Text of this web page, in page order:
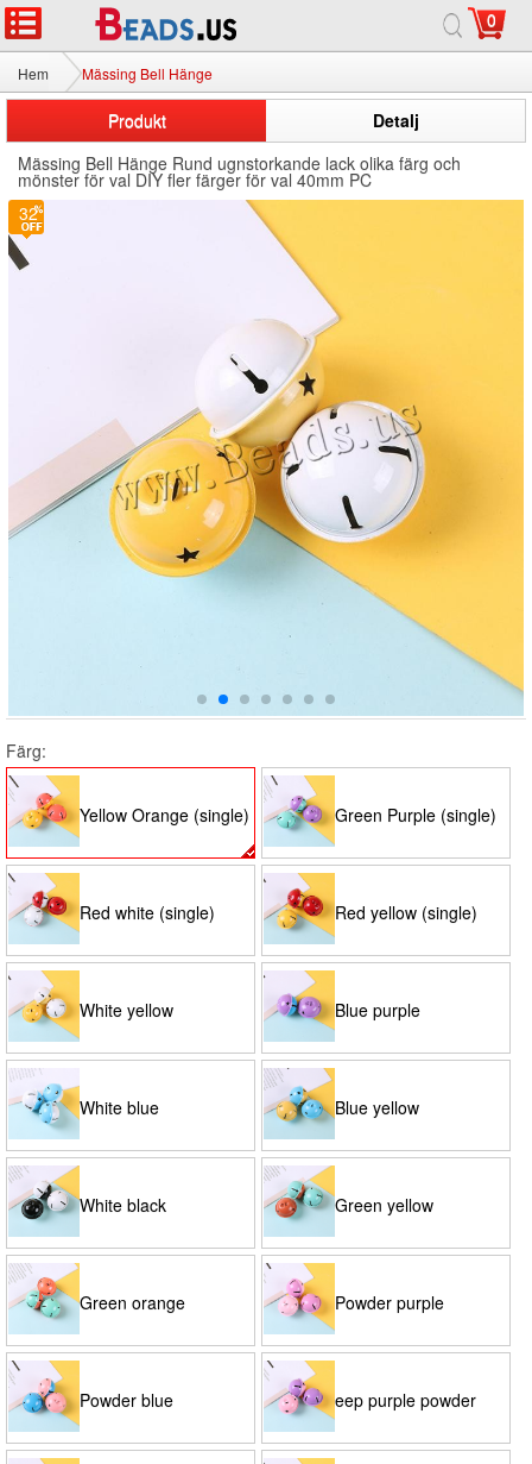
0
Hem Mässing Bell Hänge
Produkt
Detalj
Mässing Bell Hänge Rund ugnstorkande lack olika färg och
mönster för val DIY fler färger för val 40mm PC
32
Färg:
Yellow Orange (single) Green Purple (single)
Red white (single) Red yellow (single)
White yellow Blue purple
White blue Blue yellow
White black Green yellow
Green orange Powder purple
Powder blue eep purple powder